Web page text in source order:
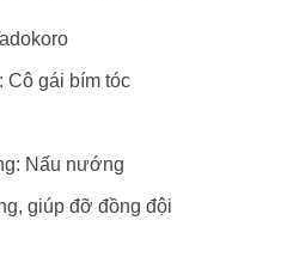
Cô gái bím tóc
Nấu nướng
giúp đỡ đồng đội